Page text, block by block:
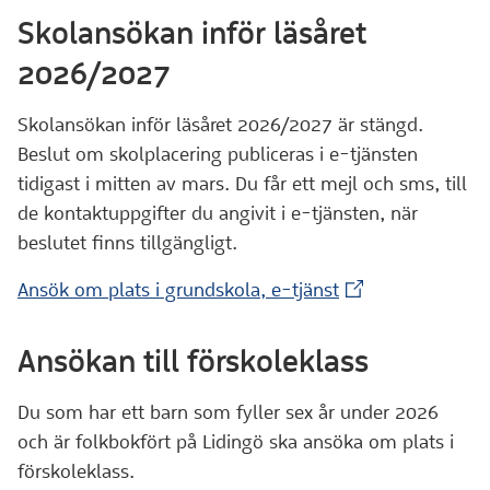
Skolansökan inför läsåret
2026/2027
Skolansökan inför läsåret 2026/2027 är stängd.
Beslut om skolplacering publiceras i e-tjänsten
tidigast i mitten av mars. Du får ett mejl och sms, till
de kontaktuppgifter du angivit i e-tjänsten, när
beslutet finns tillgängligt.
Ansök om plats i grundskola, e-tjänst(Extern
Ansökan till förskoleklass
Du som har ett barn som fyller sex år under 2026
och är folkbokfört på Lidingö ska ansöka om plats i
förskoleklass.